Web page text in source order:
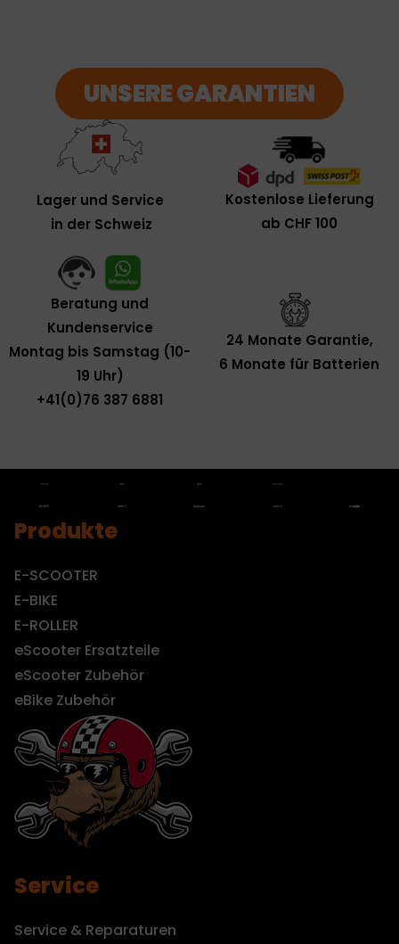
UNSERE GARANTIEN
Lager und Service
in der Schweiz
Kostenlose Lieferung
ab CHF 100
Beratung und
Kundenservice
Montag bis Samstag (10-
19 Uhr)
+41(0)76 387 6881
24 Monate Garantie,
6 Monate für Batterien
Produkte
E-SCOOTER
E-BIKE
E-ROLLER
eScooter Ersatzteile
eScooter Zubehör
eBike Zubehör
Service
Service & Reparaturen